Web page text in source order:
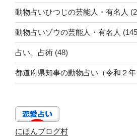
動物占いひつじの芸能人・有名人
動物占いゾウの芸能人・有名人
占い、占術 (48)
都道府県知事の動物占い（令和２年
にほんブログ村